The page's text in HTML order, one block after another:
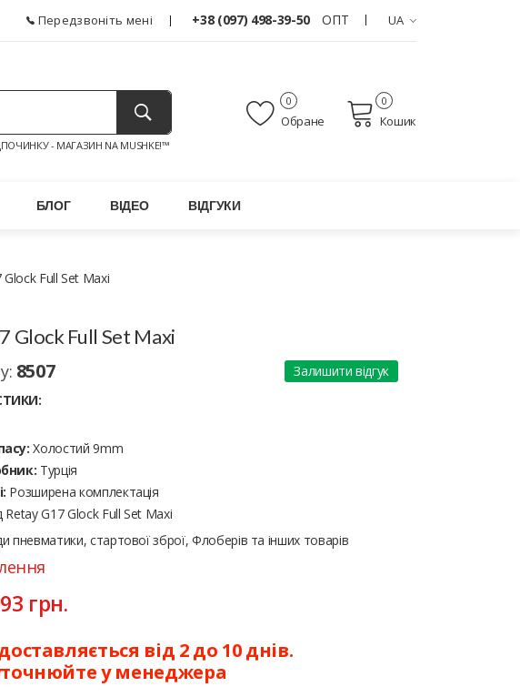
Передзвоніть мені +38 (097) 498-39-50 ОПТ UA
- МАГАЗИН NA MUSHKE!™
Обране
0
Кошик
0
БЛОГ ВІДЕО ВІДГУКИ
Glock Full Set Maxi
Glock Full Set Maxi
8507
Залишити відгук
Холостий 9mm
Турція
Розширена комплектація
G17 Glock Full Set Maxi
пневматики, стартової зброї, Флоберів та інших товарів
грн.
від 2 до 10 днів.
у менеджера